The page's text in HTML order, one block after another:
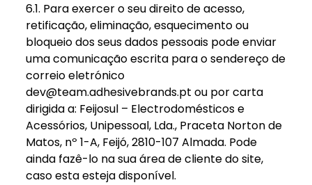
6.1. Para exercer o seu direito de acesso,
retificação, eliminação, esquecimento ou
bloqueio dos seus dados pessoais pode enviar
uma comunicação escrita para o sendereço de
correio eletrónico
dev@team.adhesivebrands.pt ou por carta
dirigida a: Feijosul – Electrodomésticos e
Acessórios, Unipessoal, Lda., Praceta Norton de
Matos, nº 1-A, Feijó, 2810-107 Almada. Pode
ainda fazê-lo na sua área de cliente do site,
caso esta esteja disponível.